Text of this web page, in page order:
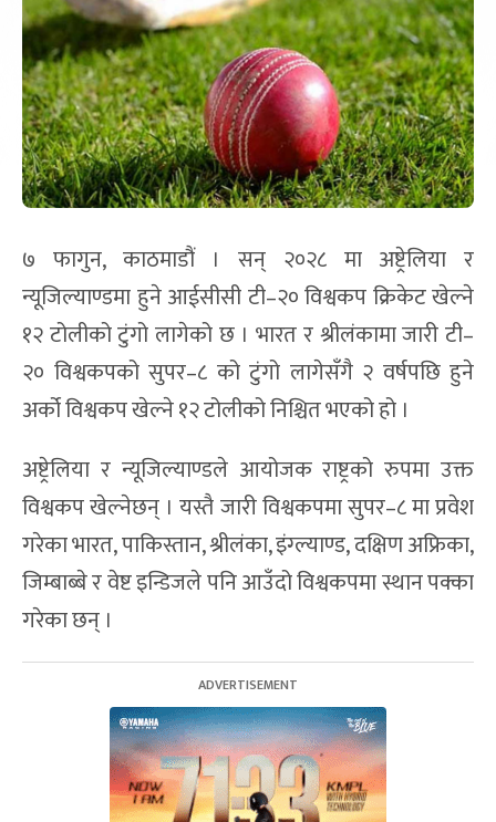
७ फागुन, काठमाडौं । सन् २०२८ मा अष्ट्रेलिया र
न्यूजिल्याण्डमा हुने आईसीसी टी–२० विश्वकप क्रिकेट खेल्ने
१२ टोलीको टुंगो लागेको छ । भारत र श्रीलंकामा जारी टी–
२० विश्वकपको सुपर–८ को टुंगो लागेसँगै २ वर्षपछि हुने
अर्को विश्वकप खेल्ने १२ टोलीको निश्चित भएको हो ।
अष्ट्रेलिया र न्यूजिल्याण्डले आयोजक राष्ट्रको रुपमा उक्त
विश्वकप खेल्नेछन् । यस्तै जारी विश्वकपमा सुपर–८ मा प्रवेश
गरेका भारत, पाकिस्तान, श्रीलंका, इंग्ल्याण्ड, दक्षिण अफ्रिका,
जिम्बाब्बे र वेष्ट इन्डिजले पनि आउँदो विश्वकपमा स्थान पक्का
गरेका छन् ।